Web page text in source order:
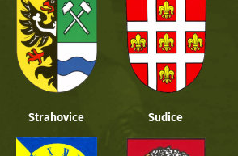
Strahovice Sudice